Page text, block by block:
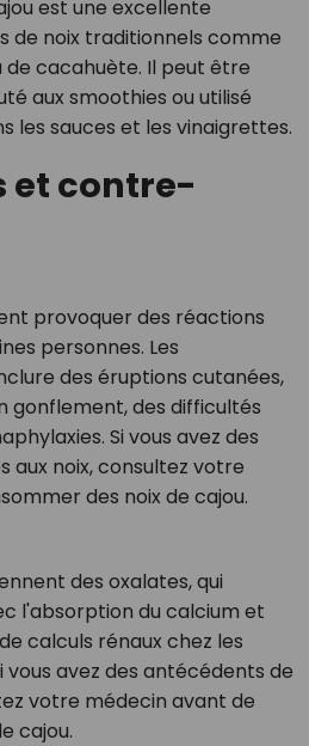
est une excellente
de noix traditionnels comme
cacahuète. Il peut être
aux smoothies ou utilisé
les sauces et les vinaigrettes.
et contre-
provoquer des réactions
personnes. Les
des éruptions cutanées,
gonflement, des difficultés
Si vous avez des
aux noix, consultez votre
des noix de cajou.
des oxalates, qui
l'absorption du calcium et
calculs rénaux chez les
vous avez des antécédents de
votre médecin avant de
cajou.